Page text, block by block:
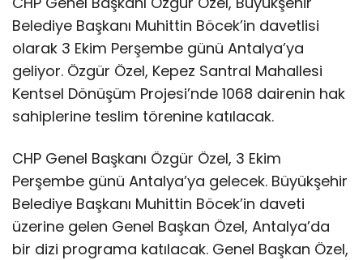
Belediye Başkanı Muhittin Böcek’in davetlisi
olarak 3 Ekim Perşembe günü Antalya’ya
geliyor. Özgür Özel, Kepez Santral Mahallesi
Kentsel Dönüşüm Projesi’nde 1068 dairenin hak
sahiplerine teslim törenine katılacak.
CHP Genel Başkanı Özgür Özel, 3 Ekim
Perşembe günü Antalya’ya gelecek. Büyükşehir
Belediye Başkanı Muhittin Böcek’in daveti
üzerine gelen Genel Başkan Özel, Antalya’da
bir dizi programa katılacak. Genel Başkan Özel,